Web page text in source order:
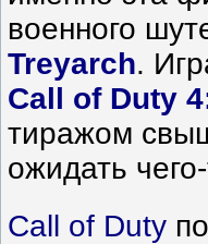
военного
Treyarch.
Call of Duty
тиражом
ожидать
Call of Duty